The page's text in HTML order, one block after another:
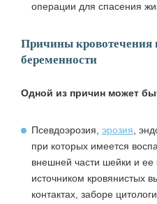
операции для спасения
Причины кровотечения
беременности
Одной из причин может
Псевдоэрозия, эрозия ,
при которых имеется
внешней части шейки и ее
источником кровянистых
контактах, заборе